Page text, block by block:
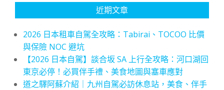
近期文章
2026 日本租車自駕全攻略：Tabirai、TOCOO 比價
與保險 NOC 避坑
【2026 日本自駕】談合坂 SA 上行全攻略：河口湖回
東京必停！必買伴手禮、美食地圖與塞車應對
道之驛阿蘇介紹｜九州自駕必訪休息站，美食、伴手